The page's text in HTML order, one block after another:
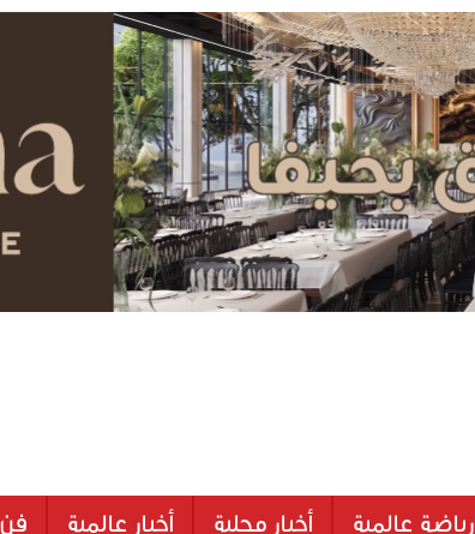
رياضة عالمية أخبار محلية أخبار عالمية